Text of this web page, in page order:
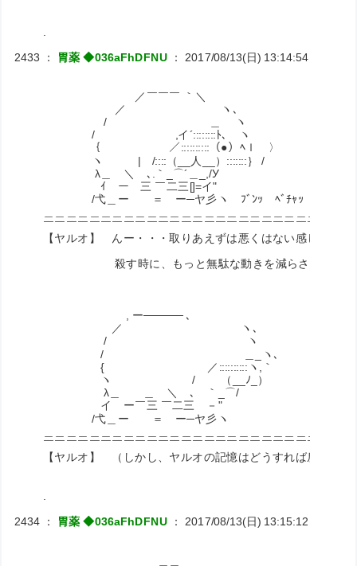
2433 ： 胃薬 ◆036aFhDFNU ： 2017/08/13(日) 13:14:54
／￣￣￣ ｀＼
／ ヽ､
/ ＿ ヽ
/ ,イ´::::::::ﾄ､ ヽ
｛ ／::::::::::（●）ﾍｌ 〉
ヽ | /::::（__人__）:::::::｝ /
λ＿ゞ＼ゝ､.｀_⌒´＿_,/У
ｲ ー￣三 ￣二三[]=イ"ゝ
/弋＿ー ＝ ー─ヤ彡ヽ ﾌﾞﾝｯ ﾍﾞﾁｬｯ
￣￣￣￣￣￣￣￣￣￣￣￣￣￣￣￣￣￣￣￣￣￣￣￣￣￣
【ヤルオ】 んー・・・取りあえずは悪くはない感じだけど
殺す時に、もっと無駄な動きを減らさないとな
, ー───── ､
／ ヽ､
/ ヽ
/ ＿_ヽ､
{ ／::::::::::ヽ,｀
ヽ / （__ﾉ_）
λ＿ ＿ゞ＼ゝ､ ｀_⌒/
イ ー￣三 ￣二三 －"ゝ
/弋＿ー ＝ ー─ヤ彡ヽ
￣￣￣￣￣￣￣￣￣￣￣￣￣￣￣￣￣￣￣￣￣￣￣￣￣￣
【ヤルオ】 （しかし、ヤルオの記憶はどうすれば戻るの
2434 ： 胃薬 ◆036aFhDFNU ： 2017/08/13(日) 13:15:12